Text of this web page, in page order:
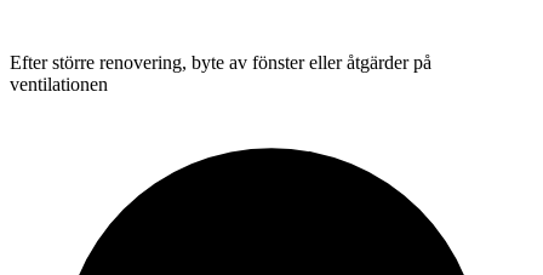
Efter större renovering, byte av fönster eller åtgärder på
ventilationen